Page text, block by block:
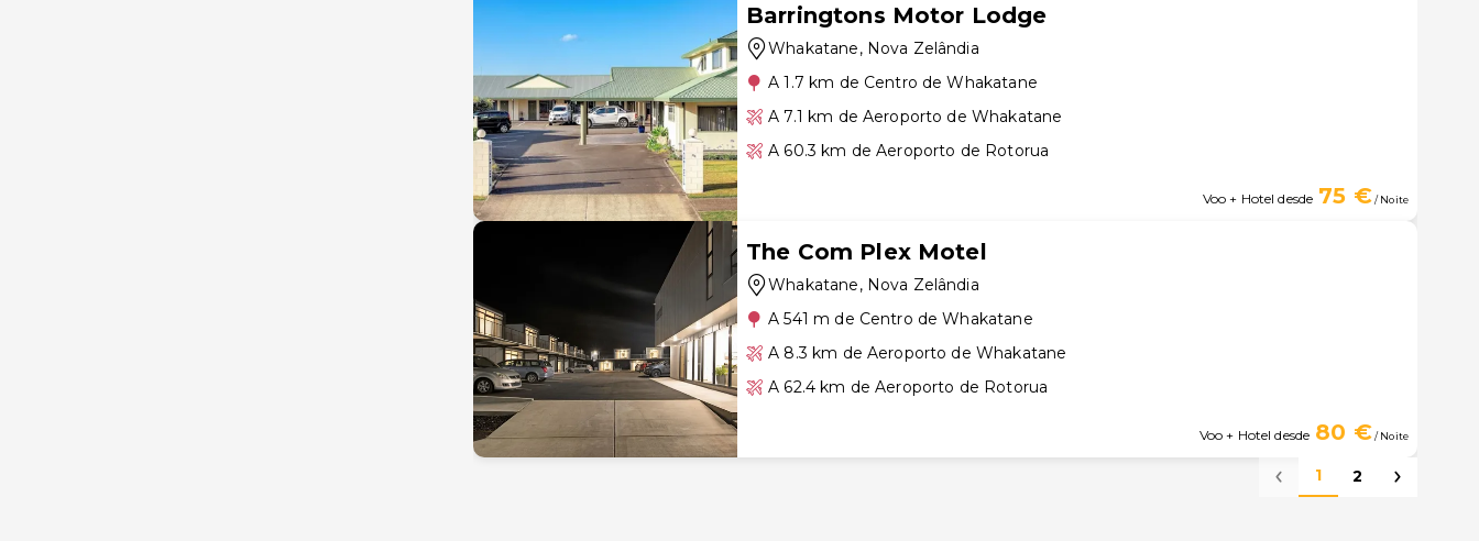
Barringtons Motor Lodge
Whakatane, Nova Zelândia
A 1.7 km de Centro de Whakatane
A 7.1 km de Aeroporto de Whakatane
A 60.3 km de Aeroporto de Rotorua
Voo + Hotel desde 75 €/ Noite
The Com Plex Motel
Whakatane, Nova Zelândia
A 541 m de Centro de Whakatane
A 8.3 km de Aeroporto de Whakatane
A 62.4 km de Aeroporto de Rotorua
Voo + Hotel desde 80 €/ Noite
1 2